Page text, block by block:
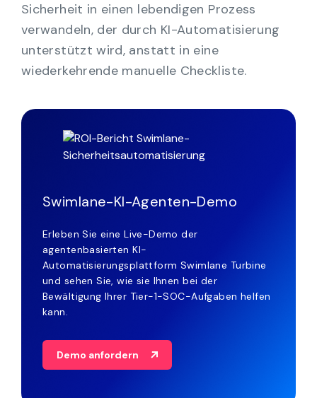
Sicherheit in einen lebendigen Prozess
verwandeln, der durch KI-Automatisierung
unterstützt wird, anstatt in eine
wiederkehrende manuelle Checkliste.
Swimlane-KI-Agenten-Demo
Erleben Sie eine Live-Demo der
agentenbasierten KI-
Automatisierungsplattform Swimlane Turbine
und sehen Sie, wie sie Ihnen bei der
Bewältigung Ihrer Tier-1-SOC-Aufgaben helfen
kann.
Demo anfordern